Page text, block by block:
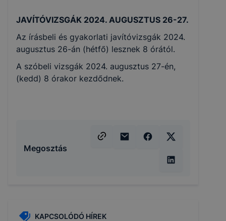
JAVÍTÓVIZSGÁK 2024. AUGUSZTUS 26-27.
Az írásbeli és gyakorlati javítóvizsgák 2024.
augusztus 26-án (hétfő) lesznek 8 órától.
A szóbeli vizsgák 2024. augusztus 27-én,
(kedd) 8 órakor kezdődnek.
Megosztás
KAPCSOLÓDÓ HÍREK